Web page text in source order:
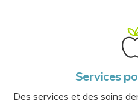
Services
Des services et des soins